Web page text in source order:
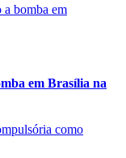
em Brasília na